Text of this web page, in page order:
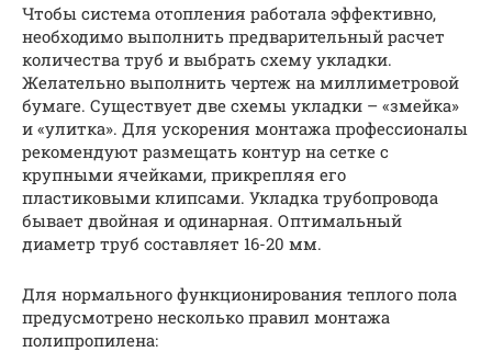
Чтобы система отопления работала эффективно,
необходимо выполнить предварительный расчет
количества труб и выбрать схему укладки.
Желательно выполнить чертеж на миллиметровой
бумаге. Существует две схемы укладки – «змейка»
и «улитка». Для ускорения монтажа профессионалы
рекомендуют размещать контур на сетке с
крупными ячейками, прикрепляя его
пластиковыми клипсами. Укладка трубопровода
бывает двойная и одинарная. Оптимальный
диаметр труб составляет 16-20 мм.
Для нормального функционирования теплого пола
предусмотрено несколько правил монтажа
полипропилена: